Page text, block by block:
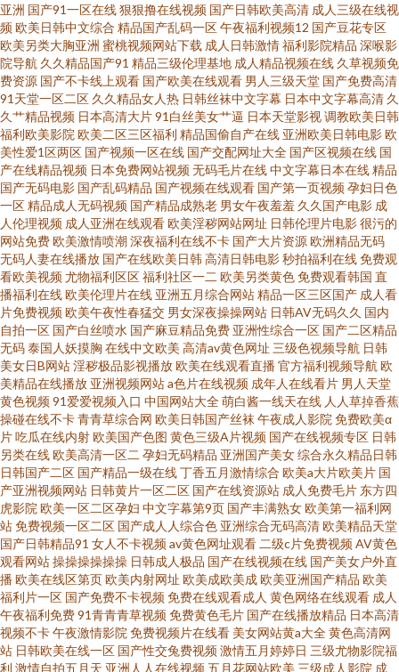
亚洲 国产91一区在线狠狠撸在线视频 国产日韩欧美高清 成人三级在线视
频欧美日韩中文综合 精品国产乱码一区午夜福利视频12 国产豆花专区
欧美另类大胸亚洲 蜜桃视频网站下载 成人日韩激情福利影院精品 深喉影
院导航 久久精品国产91 精品三级伦理基地 成人精品视频在线 久草视频免
费资源 国产不卡线上观看 国产欧美在线观看 男人三级天堂 国产免费高清
91天堂一区二区 久久精品女人热 日韩丝袜中文字幕 日本中文字幕高清 久
久艹精品视频 日本高清大片91白丝美女艹逼 日本天堂影视调教欧美日韩
福利欧美影院 欧美二区三区福利 精品国偷自产在线 亚洲欧美日韩电影欧
美性爱1区两区 国产视频一区在线 国产交配网址大全 国产区视频在线 国
产在线精品视频 日本免费网站视频无码毛片在线中文字幕日本在线精品
国产无码电影 国产乱码精品 国产视频在线观看 国产第一页视频孕妇日色
一区精品成人无码视频 国产精品成熟老 男女午夜羞羞 久久国产电影 成
人伦理视频 成人亚洲在线观看欧美淫秽网站网址 日韩伦理片电影很污的
网站免费欧美激情喷潮深夜福利在线不卡 国产大片资源欧洲精品无码
无码人妻在线播放 国产在线欧美日韩高清日韩电影秒拍福利在线免费观
看欧美视频尤物福利区区福利社区一二 欧美另类黄色免费观看韩国 直
播福利在线欧美伦理片在线 亚洲五月综合网站精品一区三区国产 成人看
片免费视频欧美午夜性春猛交 男女深夜操操网站 日韩AV无码久久 国内
自拍一区 国产白丝喷水 国产麻豆精品免费 亚洲性综合一区 国产二区精品
无码泰国人妖摸胸 在线中文欧美 高清av黄色网址 三级色视频导航 日韩
美女日B网站淫秽极品影视播放欧美在线观看直播官方福利视频导航 欧
美精品在线播放 亚洲视频网站a色片在线视频 成年人在线看片 男人天堂
黄色视频91爱爱视频入口 中国网站大全萌白酱一线天在线 人人草掉香蕉
操碰在线不卡青青草综合网 欧美日韩国产丝袜 午夜成人影院 免费欧美α
片吃瓜在线内射欧美国产色图 黄色三级A片视频 国产在线视频专区 日韩
另类在线欧美高清一区二 孕妇无码精品 亚洲国产美女综合永久精品日韩
日韩国产二区 国产精品一级在线丁香五月激情综合 欧美a大片欧美片 国
产亚洲视频网站 日韩黄片一区二区 国产在线资源站 成人免费毛片 东方四
虎影院 欧美一区二区孕妇 中文字幕第9页 国产丰满熟女欧美第一福利网
站免费视频一区二区 国产成人人综合色 亚洲综合无码高清欧美精品天堂
国产日韩精品91 女人不卡视频av黄色网址观看 二级c片免费视频AV黄色
观看网站操操操操操操 日韩成人极品 国产在线视频在线 国产美女户外直
播欧美在线区第页欧美内射网址 欧美成欧美成欧美亚洲国产精品 欧美
福利片一区 国产免费不卡视频免费在线观看成人 黄色网络在线观看 成人
午夜福利免费91青青青草视频免费黄色毛片 国产在线播放精品 日本高清
视频不卡午夜激情影院 免费视频片在线看 美女网站黄a大全黄色高清网
站 日韩欧美在线一区 国产性交兔费视频激情五月婷婷日 三级尤物影院福
利 激情自拍五月天 亚洲人人在线视频五月花网站欧美 三级成人影院 成